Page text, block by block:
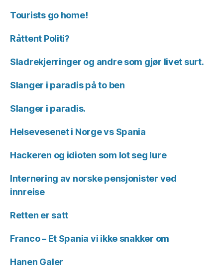
Tourists go home!
Råttent Politi?
Sladrekjerringer og andre som gjør livet surt.
Slanger i paradis på to ben
Slanger i paradis.
Helsevesenet i Norge vs Spania
Hackeren og idioten som lot seg lure
Internering av norske pensjonister ved
innreise
Retten er satt
Franco – Et Spania vi ikke snakker om
Hanen Galer